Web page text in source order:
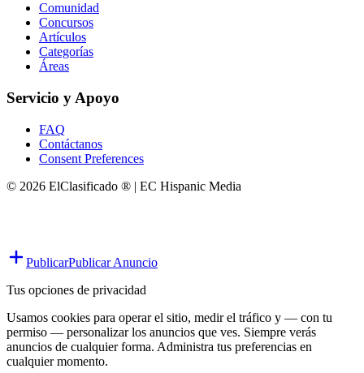
Comunidad
Concursos
Artículos
Categorías
Áreas
Servicio y Apoyo
FAQ
Contáctanos
Consent Preferences
© 2026 ElClasificado ® | EC Hispanic Media
PublicarPublicar Anuncio
Tus opciones de privacidad
Usamos cookies para operar el sitio, medir el tráfico y — con tu
permiso — personalizar los anuncios que ves. Siempre verás
anuncios de cualquier forma. Administra tus preferencias en
cualquier momento.